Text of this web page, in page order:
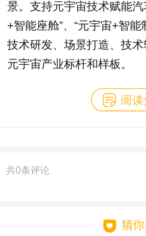
景。支持元宇宙技术赋能
+智能座舱”、“元宇宙+智
技术研发、场景打造、技
元宇宙产业标杆和样板。
共0条评论